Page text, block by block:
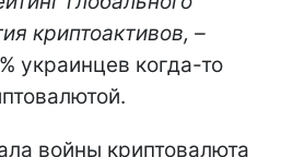
криптоактивов, –
украинцев когда-то
войны криптовалюта